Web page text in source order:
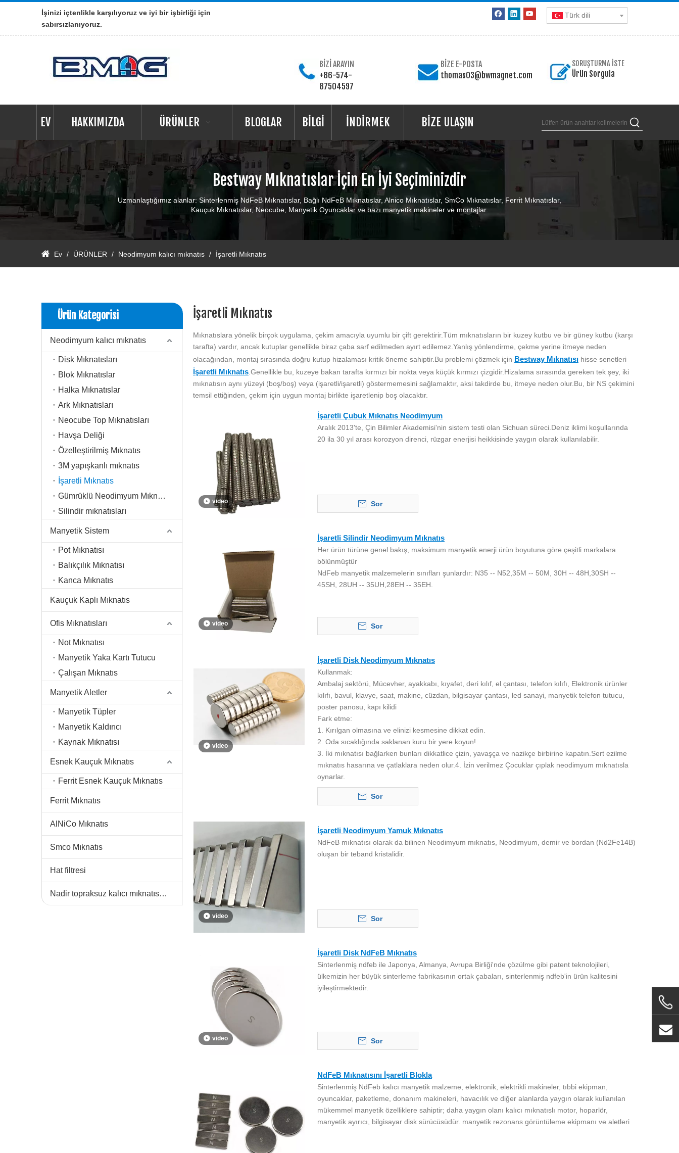
İşinizi içtenlikle karşılıyoruz ve iyi bir işbirliği için
sabırsızlanıyoruz.
Türk dili
BİZİ ARAYIN
+86-574-
87504597
BİZE E-POSTA
thomas03@bwmagnet.com
SORUŞTURMA İSTE
Ürün Sorgula
EV HAKKIMIZDA ÜRÜNLER BLOGLAR BİLGİ İNDİRMEK BİZE ULAŞIN
Bestway Mıknatıslar İçin En İyi Seçiminizdir
Uzmanlaştığımız alanlar: Sinterlenmiş NdFeB Mıknatıslar, Bağlı NdFeB Mıknatıslar, Alnico Mıknatıslar, SmCo Mıknatıslar, Ferrit Mıknatıslar,
Kauçuk Mıknatıslar, Neocube, Manyetik Oyuncaklar ve bazı manyetik makineler ve montajlar.
Ev / ÜRÜNLER / Neodimyum kalıcı mıknatıs / İşaretli Mıknatıs
Ürün Kategorisi
Neodimyum kalıcı mıknatıs
Disk Mıknatısları
Blok Mıknatıslar
Halka Mıknatıslar
Ark Mıknatısları
Neocube Top Mıknatısları
Havşa Deliği
Özelleştirilmiş Mıknatıs
3M yapışkanlı mıknatıs
İşaretli Mıknatıs
Gümrüklü Neodimyum Mıknatıs
Silindir mıknatısları
Manyetik Sistem
Pot Mıknatısı
Balıkçılık Mıknatısı
Kanca Mıknatıs
Kauçuk Kaplı Mıknatıs
Ofis Mıknatısları
Not Mıknatısı
Manyetik Yaka Kartı Tutucu
Çalışan Mıknatıs
Manyetik Aletler
Manyetik Tüpler
Manyetik Kaldırıcı
Kaynak Mıknatısı
Esnek Kauçuk Mıknatıs
Ferrit Esnek Kauçuk Mıknatıs
Ferrit Mıknatıs
AlNiCo Mıknatıs
Smco Mıknatıs
Hat filtresi
Nadir topraksuz kalıcı mıknatıslar
İşaretli Mıknatıs
Mıknatıslara yönelik birçok uygulama, çekim amacıyla uyumlu bir çift gerektirir.Tüm mıknatısların bir kuzey kutbu ve bir güney kutbu (karşı
tarafta) vardır, ancak kutuplar genellikle biraz çaba sarf edilmeden ayırt edilemez.Yanlış yönlendirme, çekme yerine itmeye neden
olacağından, montaj sırasında doğru kutup hizalaması kritik öneme sahiptir.Bu problemi çözmek için Bestway Mıknatısı hisse senetleri
İşaretli Mıknatıs .Genellikle bu, kuzeye bakan tarafta kırmızı bir nokta veya küçük kırmızı çizgidir.Hizalama sırasında gereken tek şey, iki
mıknatısın aynı yüzeyi (boş/boş) veya (işaretli/işaretli) göstermemesini sağlamaktır, aksi takdirde bu, itmeye neden olur.Bu, bir NS çekimini
temsil ettiğinden, çekim için uygun montaj birlikte işaretlenip boş olacaktır.
video
İşaretli Çubuk Mıknatıs Neodimyum
Aralık 2013'te, Çin Bilimler Akademisi'nin sistem testi olan Sichuan süreci.Deniz iklimi koşullarında
20 ila 30 yıl arası korozyon direnci, rüzgar enerjisi heikkisinde yaygın olarak kullanılabilir.
Sor
video
İşaretli Silindir Neodimyum Mıknatıs
Her ürün türüne genel bakış, maksimum manyetik enerji ürün boyutuna göre çeşitli markalara
bölünmüştür
NdFeb manyetik malzemelerin sınıfları şunlardır: N35 -- N52,35M -- 50M, 30H -- 48H,30SH --
45SH, 28UH -- 35UH,28EH -- 35EH.
Sor
video
İşaretli Disk Neodimyum Mıknatıs
Kullanmak:
Ambalaj sektörü, Mücevher, ayakkabı, kıyafet, deri kılıf, el çantası, telefon kılıfı, Elektronik ürünler
kılıfı, bavul, klavye, saat, makine, cüzdan, bilgisayar çantası, led sanayi, manyetik telefon tutucu,
poster panosu, kapı kilidi
Fark etme:
1. Kırılgan olmasına ve elinizi kesmesine dikkat edin.
2. Oda sıcaklığında saklanan kuru bir yere koyun!
3. İki mıknatısı bağlarken bunları dikkatlice çizin, yavaşça ve nazikçe birbirine kapatın.Sert ezilme
mıknatıs hasarına ve çatlaklara neden olur.4. İzin verilmez Çocuklar çıplak neodimyum mıknatısla
oynarlar.
Sor
video
İşaretli Neodimyum Yamuk Mıknatıs
NdFeB mıknatısı olarak da bilinen Neodimyum mıknatıs, Neodimyum, demir ve bordan (Nd2Fe14B)
oluşan bir teband kristalidir.
Sor
video
İşaretli Disk NdFeB Mıknatıs
Sinterlenmiş ndfeb ile Japonya, Almanya, Avrupa Birliği'nde çözülme gibi patent teknolojileri,
ülkemizin her büyük sinterleme fabrikasının ortak çabaları, sinterlenmiş ndfeb'in ürün kalitesini
iyileştirmektedir.
Sor
NdFeB Mıknatısını İşaretli Blokla
Sinterlenmiş NdFeb kalıcı manyetik malzeme, elektronik, elektrikli makineler, tıbbi ekipman,
oyuncaklar, paketleme, donanım makineleri, havacılık ve diğer alanlarda yaygın olarak kullanılan
mükemmel manyetik özelliklere sahiptir; daha yaygın olanı kalıcı mıknatıslı motor, hoparlör,
manyetik ayırıcı, bilgisayar disk sürücüsüdür. manyetik rezonans görüntüleme ekipmanı ve aletleri